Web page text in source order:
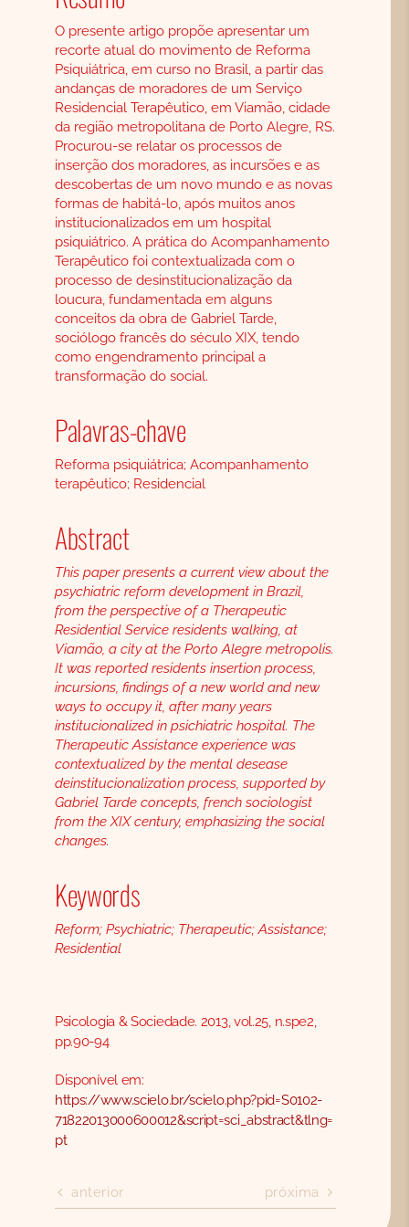
O presente artigo propõe apresentar um
recorte atual do movimento de Reforma
Psiquiátrica, em curso no Brasil, a partir das
andanças de moradores de um Serviço
Residencial Terapêutico, em Viamão, cidade
da região metropolitana de Porto Alegre, RS.
Procurou-se relatar os processos de
inserção dos moradores, as incursões e as
descobertas de um novo mundo e as novas
formas de habitá-lo, após muitos anos
institucionalizados em um hospital
psiquiátrico. A prática do Acompanhamento
Terapêutico foi contextualizada com o
processo de desinstitucionalização da
loucura, fundamentada em alguns
conceitos da obra de Gabriel Tarde,
sociólogo francês do século XIX, tendo
como engendramento principal a
transformação do social.
Palavras-chave
Reforma psiquiátrica; Acompanhamento
terapêutico; Residencial
Abstract
This paper presents a current view about the
psychiatric reform development in Brazil,
from the perspective of a Therapeutic
Residential Service residents walking, at
Viamão, a city at the Porto Alegre metropolis.
It was reported residents insertion process,
incursions, findings of a new world and new
ways to occupy it, after many years
institucionalized in psichiatric hospital. The
Therapeutic Assistance experience was
contextualized by the mental desease
deinstitucionalization process, supported by
Gabriel Tarde concepts, french sociologist
from the XIX century, emphasizing the social
changes.
Keywords
Reform; Psychiatric; Therapeutic; Assistance;
Residential
Psicologia & Sociedade. 2013, vol.25, n.spe2,
pp.90-94
Disponível em:
https://www.scielo.br/scielo.php?pid=S0102-
71822013000600012&script=sci_abstract&tlng=
pt
anterior próxima